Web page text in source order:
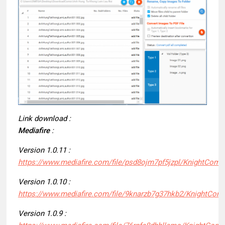
Link download :
Mediafire:
Version 1.0.11 :
https://www.mediafire.com/file/psd8ojm7pf5jzpl/
Version 1.0.10 :
https://www.mediafire.com/file/9knarzb7g37hkb2/
Version 1.0.9 :